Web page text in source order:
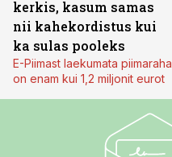
kerkis, kasum samas
nii kahekordistus kui
ka sulas pooleks
E-Piimast laekumata piimaraha
on enam kui 1,2 miljonit eurot